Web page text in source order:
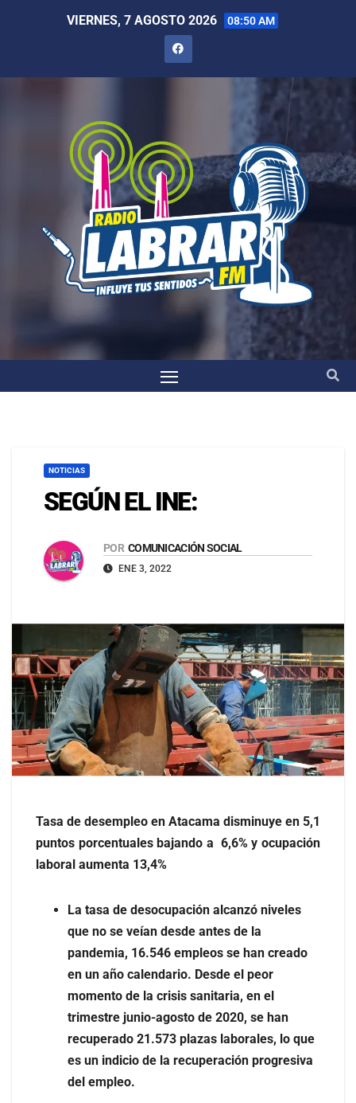
VIERNES, 7 AGOSTO 2026 08:50 AM
NOTICIAS
SEGÚN EL INE:
POR COMUNICACIÓN SOCIAL
ENE 3, 2022
Tasa de desempleo en Atacama disminuye en 5,1
puntos porcentuales bajando a 6,6% y ocupación
laboral aumenta 13,4%
La tasa de desocupación alcanzó niveles
que no se veían desde antes de la
pandemia, 16.546 empleos se han creado
en un año calendario. Desde el peor
momento de la crisis sanitaria, en el
trimestre junio-agosto de 2020, se han
recuperado 21.573 plazas laborales, lo que
es un indicio de la recuperación progresiva
del empleo.